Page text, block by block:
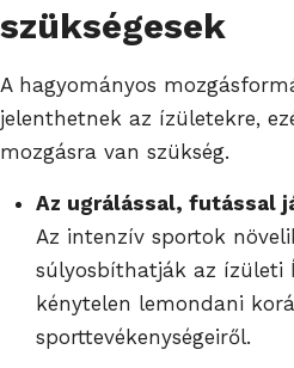
szükségesek
A hagyományos
jelenthetnek az ízületekre,
mozgásra van szükség.
Az ugrálással, futással
Az intenzív sportok
súlyosbíthatják az ízületi
kénytelen lemondani
sporttevékenységeiről.